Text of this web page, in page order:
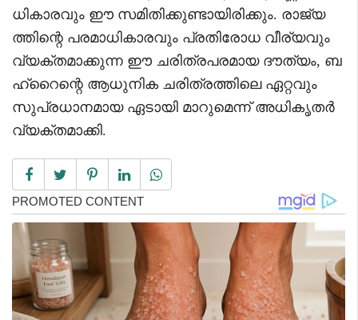
ധികാരവും ഈ സമിതിക്കുണ്ടായിരിക്കും. രാജ്യ
ത്തിന്റെ പരമാധികാരവും പ്രതിരോധ വീര്യവും
വ്യക്തമാക്കുന്ന ഈ ചരിത്രപരമായ ദൗത്യം, ബ
ഹ്‌റൈന്റെ ആധുനിക ചരിത്രത്തിലെ ഏറ്റവും
സുപ്രധാനമായ ഏടായി മാറുമെന്ന് അധികൃതർ
വ്യക്തമാക്കി.